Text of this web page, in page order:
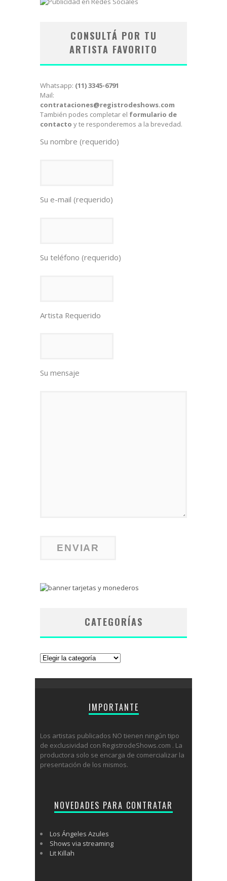
CONSULTÁ POR TU
ARTISTA FAVORITO
Whatsapp: (11) 3345-6791
Mail:
contrataciones@registrodeshows.com
También podes completar el formulario de
contacto y te responderemos a la brevedad.
Su nombre (requerido)
Su e-mail (requerido)
Su teléfono (requerido)
Artista Requerido
Su mensaje
CATEGORÍAS
Categorías
IMPORTANTE
Los artistas publicados NO tienen ningún tipo
de exclusividad con RegistrodeShows.com . La
productora solo se encarga de comercializar la
presentación de los mismos.
NOVEDADES PARA CONTRATAR
Los Ángeles Azules
Shows via streaming
Lit Killah